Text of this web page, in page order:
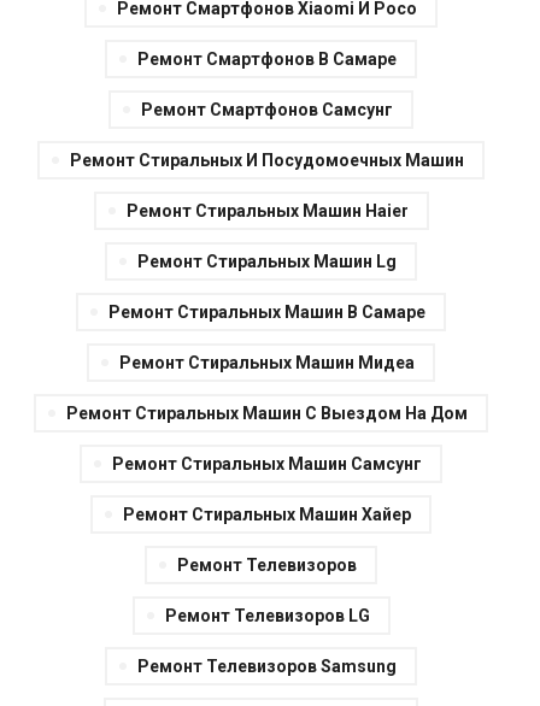
Ремонт Смартфонов Xiaomi И Poco
Ремонт Смартфонов В Самаре
Ремонт Смартфонов Самсунг
Ремонт Стиральных И Посудомоечных Машин
Ремонт Стиральных Машин Haier
Ремонт Стиральных Машин Lg
Ремонт Стиральных Машин В Самаре
Ремонт Стиральных Машин Мидеа
Ремонт Стиральных Машин С Выездом На Дом
Ремонт Стиральных Машин Самсунг
Ремонт Стиральных Машин Хайер
Ремонт Телевизоров
Ремонт Телевизоров LG
Ремонт Телевизоров Samsung